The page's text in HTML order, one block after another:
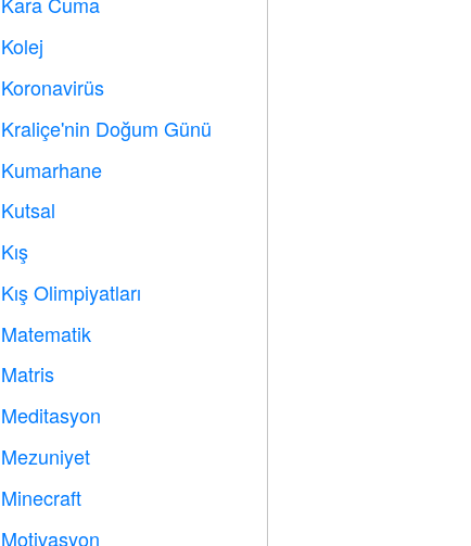
Kolej
Koronavirüs
Kraliçe'nin Doğum Günü
Kumarhane
Kutsal
Kış
Kış Olimpiyatları
Matematik
Matris
Meditasyon
Mezuniyet
Minecraft
Motivasyon